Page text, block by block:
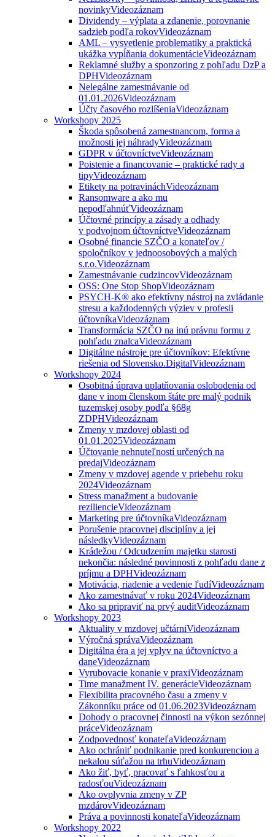
novinkyVideozáznam
Dividendy – výplata a zdanenie, porovnanie
sadzieb podľa rokovVideozáznam
AML – vysvetlenie problematiky a praktická
ukážka vypĺňania dokumentácieVideozáznam
Reklamné služby a sponzoring z pohľadu DzP a
DPHVideozáznam
Nelegálne zamestnávanie od
01.01.2026Videozáznam
Účty časového rozlíšeniaVideozáznam
Workshopy 2025
Škoda spôsobená zamestnancom, forma a
možnosti jej náhradyVideozáznam
GDPR v účtovníctveVideozáznam
Poistenie a financovanie – praktické rady a
tipyVideozáznam
Etikety na potravináchVideozáznam
Ransomware a ako mu
nepodľahnúťVideozáznam
Účtovné princípy a zásady a odhady
v podvojnom účtovníctveVideozáznam
Osobné financie SZČO a konateľov /
spoločníkov v jednoosobových a malých
s.r.o.Videozáznam
Zamestnávanie cudzincovVideozáznam
OSS: One Stop ShopVideozáznam
PSYCH-K® ako efektívny nástroj na zvládanie
stresu a každodenných výziev v profesii
účtovníkaVideozáznam
Transformácia SZČO na inú právnu formu z
pohľadu znalcaVideozáznam
Digitálne nástroje pre účtovníkov: Efektívne
riešenia od Slovensko.DigitalVideozáznam
Workshopy 2024
Osobitná úprava uplatňovania oslobodenia od
dane v inom členskom štáte pre malý podnik
tuzemskej osoby podľa §68g
ZDPHVideozáznam
Zmeny v mzdovej oblasti od
01.01.2025Videozáznam
Účtovanie nehnuteľností určených na
predajVideozáznam
Zmeny v mzdovej agende v priebehu roku
2024Videozáznam
Stress manažment a budovanie
reziliencieVideozáznam
Marketing pre účtovníkaVideozáznam
Porušenie pracovnej disciplíny a jej
následkyVideozáznam
Krádežou / Odcudzením majetku starosti
nekončia: následné povinnosti z pohľadu dane z
príjmu a DPHVideozáznam
Motivácia, riadenie a vedenie ľudíVideozáznam
Ako zamestnávať v roku 2024Videozáznam
Ako sa pripraviť na prvý auditVideozáznam
Workshopy 2023
Aktuality v mzdovej učtárniVideozáznam
Výročná správaVideozáznam
Digitálna éra a jej vplyv na účtovníctvo a
daneVideozáznam
Vyrubovacie konanie v praxiVideozáznam
Time manažment IV. generácieVideozáznam
Flexibilita pracovného času a zmeny v
Zákonníku práce od 01.06.2023Videozáznam
Dohody o pracovnej činnosti na výkon sezónnej
práceVideozáznam
Zodpovednosť konateľaVideozáznam
Ako ochrániť podnikanie pred konkurenciou a
nekalou súťažou na trhuVideozáznam
Ako žiť, byť, pracovať s ľahkosťou a
radosťouVideozáznam
Ako ovplyvnia zmeny v ZP
mzdárovVideozáznam
Práva a povinnosti konateľaVideozáznam
Workshopy 2022